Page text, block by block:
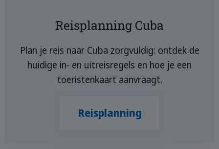
Reisplanning Cuba
Plan je reis naar Cuba zorgvuldig: ontdek de
huidige in- en uitreisregels en hoe je een
toeristenkaart aanvraagt.
Reisplanning